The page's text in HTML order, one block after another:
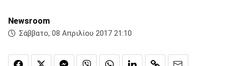
Newsroom
Σάββατο, 08 Απριλίου 2017 21:10